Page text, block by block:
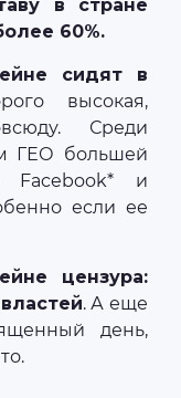
в стране
60%.
сидят в
высокая,
Среди
ГЕО большей
Facebook* и
если ее
цензура:
. А еще
день,